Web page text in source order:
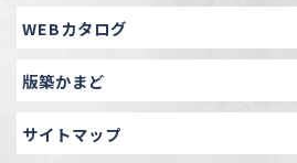
WEBカタログ
版築かまど
サイトマップ